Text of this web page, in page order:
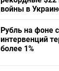
войны в
Рубль на фоне
интервенций
более 1%